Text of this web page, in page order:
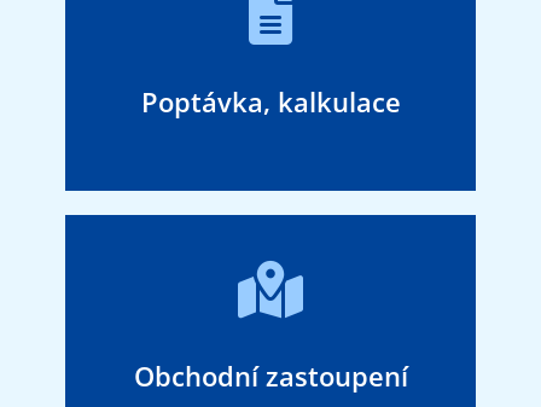
Poptávka, kalkulace
Obchodní zastoupení